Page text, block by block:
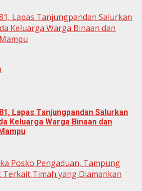
Lapas Tanjungpandan Salurkan
Keluarga Warga Binaan dan
Lapas Tanjungpandan Salurkan
Keluarga Warga Binaan dan
Posko Pengaduan, Tampung
Timah yang Diamankan